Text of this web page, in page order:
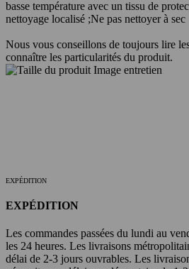
basse température avec un tissu de
nettoyage localisé ;Ne pas nettoyer à sec
Nous vous conseillons de toujours lire
connaître les particularités du produit.
EXPÉDITION
EXPÉDITION
Les commandes passées du lundi au
les 24 heures. Les livraisons
délai de 2-3 jours ouvrables. Les